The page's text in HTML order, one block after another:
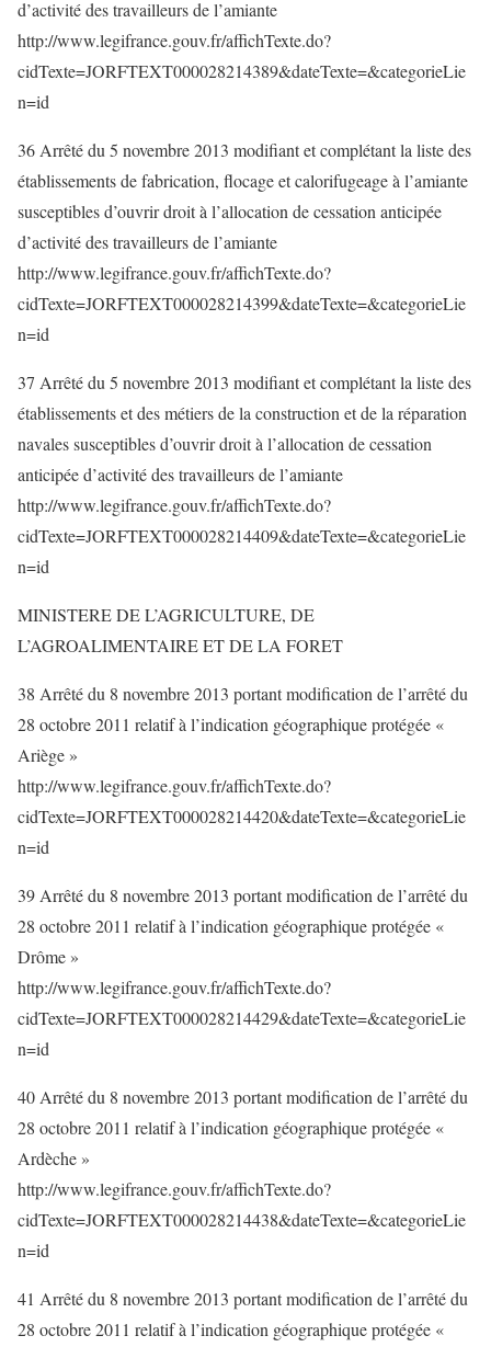
d’activité des travailleurs de l’amiante
http://www.legifrance.gouv.fr/affichTexte.do?
cidTexte=JORFTEXT000028214389&dateTexte=&categorieLie
n=id
36 Arrêté du 5 novembre 2013 modifiant et complétant la liste des
établissements de fabrication, flocage et calorifugeage à l’amiante
susceptibles d’ouvrir droit à l’allocation de cessation anticipée
d’activité des travailleurs de l’amiante
http://www.legifrance.gouv.fr/affichTexte.do?
cidTexte=JORFTEXT000028214399&dateTexte=&categorieLie
n=id
37 Arrêté du 5 novembre 2013 modifiant et complétant la liste des
établissements et des métiers de la construction et de la réparation
navales susceptibles d’ouvrir droit à l’allocation de cessation
anticipée d’activité des travailleurs de l’amiante
http://www.legifrance.gouv.fr/affichTexte.do?
cidTexte=JORFTEXT000028214409&dateTexte=&categorieLie
n=id
MINISTERE DE L’AGRICULTURE, DE
L’AGROALIMENTAIRE ET DE LA FORET
38 Arrêté du 8 novembre 2013 portant modification de l’arrêté du
28 octobre 2011 relatif à l’indication géographique protégée «
Ariège »
http://www.legifrance.gouv.fr/affichTexte.do?
cidTexte=JORFTEXT000028214420&dateTexte=&categorieLie
n=id
39 Arrêté du 8 novembre 2013 portant modification de l’arrêté du
28 octobre 2011 relatif à l’indication géographique protégée «
Drôme »
http://www.legifrance.gouv.fr/affichTexte.do?
cidTexte=JORFTEXT000028214429&dateTexte=&categorieLie
n=id
40 Arrêté du 8 novembre 2013 portant modification de l’arrêté du
28 octobre 2011 relatif à l’indication géographique protégée «
Ardèche »
http://www.legifrance.gouv.fr/affichTexte.do?
cidTexte=JORFTEXT000028214438&dateTexte=&categorieLie
n=id
41 Arrêté du 8 novembre 2013 portant modification de l’arrêté du
28 octobre 2011 relatif à l’indication géographique protégée «